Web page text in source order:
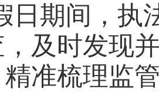
日期间，执
及时发现
准梳理监